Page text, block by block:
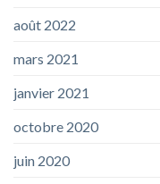
août 2022
mars 2021
janvier 2021
octobre 2020
juin 2020